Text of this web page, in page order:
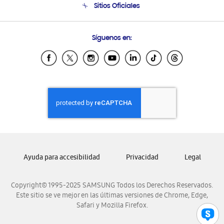
Soporte vía eMail
Sitios Oficiales
Samsung Ecuador
Samsung El Salvador
Samsung Honduras
Samsung Nicaragua
Samsung Panamá
Samsung Venezuela
Síguenos en:
Copyright© 1995-2025 SAMSUNG Todos los Derechos Reservados.
Este sitio se ve mejor en las últimas versiones de Chrome, Edge,
Safari y Mozilla Firefox.
Ayuda para accesibilidad Privacidad Legal